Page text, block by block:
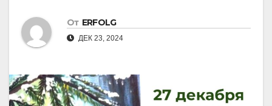
От ERFOLG
ДЕК 23, 2024